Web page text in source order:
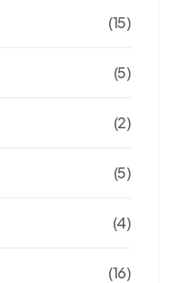
(15)
(5)
(2)
(5)
(4)
(16)